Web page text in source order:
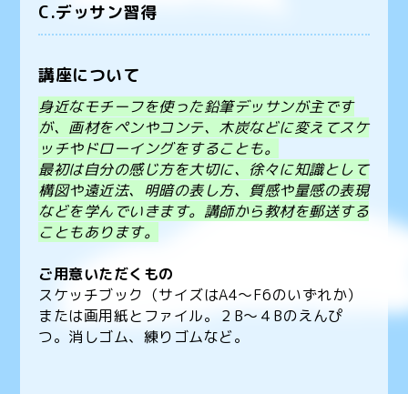
C.デッサン習得
講座について
身近なモチーフを使った鉛筆デッサンが主です
が、画材をペンやコンテ、木炭などに変えてスケ
ッチやドローイングをすることも。
最初は自分の感じ方を大切に、徐々に知識として
構図や遠近法、明暗の表し方、質感や量感の表現
などを学んでいきます。講師から教材を郵送する
こともあります。
ご用意いただくもの
スケッチブック（サイズはA4〜F6のいずれか）
または画用紙とファイル。
２B〜４Bのえんぴ
つ。消しゴム、練りゴムなど。